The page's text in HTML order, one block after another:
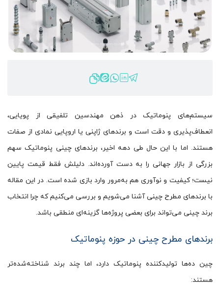
سیستم‌های پنوماتیک در ذهن مهندسین تلفیقی از پویایی،
انعطاف‌پذیری و دقت است و برندهای ژاپنی یا اروپایی نمادی از صفات
هستند. اما با این حال طی دهه اخیر، برندهای چینی پنوماتیک سهم
بزرگی از بازار جهانی را به دست آورده‌اند. دلیلش فقط قیمت پایین
نیست؛ کیفیت و نوآوری هم به‌مرور وارد بازی شده است. در این مقاله
با برندهای مطرح چینی آشنا می‌شویم و بررسی می‌کنیم که چرا انتخاب
برند چینی می‌تواند برای بعضی پروژه‌ها گزینه‌ای منطقی باشد.
برندهای مطرح چینی در حوزه پنوماتیک
چین ده‌ها تولیدکننده پنوماتیک دارد، اما چند برند شناخته‌شده‌تر
هستند: